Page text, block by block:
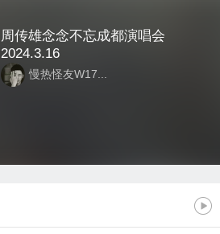
周传雄念念不忘成都演唱会
2024.3.16
慢热怪友W17...